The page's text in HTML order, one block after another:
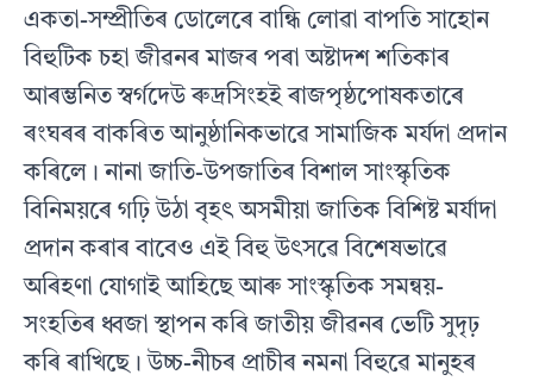
একতা-সম্প্রীতিৰ ডােলেৰে বান্ধি লােৱা বাপতি সাহােন
বিহুটিক চহা জীৱনৰ মাজৰ পৰা অষ্টাদশ শতিকাৰ
আৰম্ভনিত স্বৰ্গদেউ ৰুদ্ৰসিংহই ৰাজপৃষ্ঠপােষকতাৰে
ৰংঘৰৰ বাকৰিত আনুষ্ঠানিকভাৱে সামাজিক মর্যদা প্রদান
কৰিলে। নানা জাতি-উপজাতিৰ বিশাল সাংস্কৃতিক
বিনিময়ৰে গঢ়ি উঠা বৃহৎ অসমীয়া জাতিক বিশিষ্ট মর্যাদা
প্রদান কৰাৰ বাবেও এই বিহু উৎসৱে বিশেষভাৱে
অৰিহণা যােগাই আহিছে আৰু সাংস্কৃতিক সমন্বয়-
সংহতিৰ ধ্বজা স্থাপন কৰি জাতীয় জীৱনৰ ভেটি সুদৃঢ়
কৰি ৰাখিছে। উচ্চ-নীচৰ প্ৰাচীৰ নমনা বিহুৱে মানুহৰ